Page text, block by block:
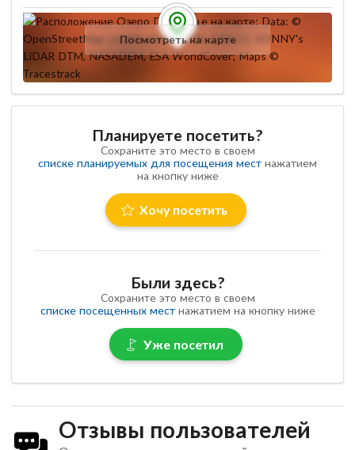
Посмотреть на карте
Планируете посетить?
Сохраните это место в своем
списке планируемых для посещения мест нажатием
на кнопку ниже
Хочу посетить
Были здесь?
Сохраните это место в своем
списке посещенных местнажатием на кнопку ниже
Уже посетил
Отзывы пользователей